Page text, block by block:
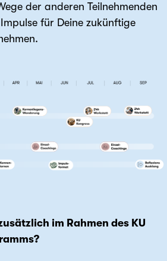
der anderen Teilnehmenden
für Deine zukünftige
im Rahmen des KU